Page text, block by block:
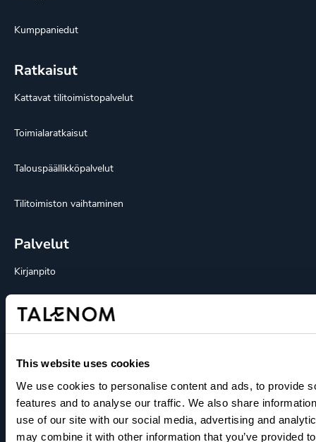
This website uses cookies
We use cookies to personalise content and ads, to provide
features and to analyse our traffic. We also share
use of our site with our social media, advertising and
may combine it with other information that you’ve provided
Kumppaniedut
Ratkaisut
Kattavat tilitoimistopalvelut
Toimialaratkaisut
Talouspäällikköpalvelut
Tilitoimiston vaihtaminen
Palvelut
Kirjanpito
Palkanlaskenta
Talouspäällikköpalvelut